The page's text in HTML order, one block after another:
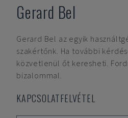
Gerard Bel
Gerard Bel az egyik
szakértőnk. Ha további
közvetlenül őt keresheti.
bizalommal.
KAPCSOLATFELVÉTEL